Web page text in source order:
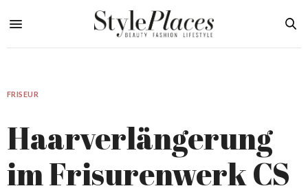
FRISEUR
Haarverlängerung
im Frisurenwerk CS